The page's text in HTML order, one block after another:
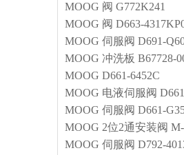
MOOG 阀 G772K241
MOOG 阀 D663-
MOOG 伺服阀 D691-
MOOG 冲洗板 B67728-
MOOG D661-6452C
MOOG 电液伺服阀
MOOG 伺服阀 D661-
MOOG 2位2通安装阀
MOOG 伺服阀 D792-